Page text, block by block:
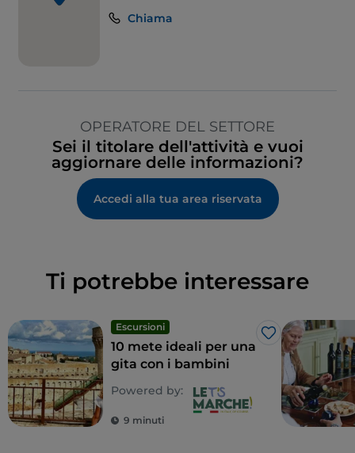
Chiama
OPERATORE DEL SETTORE
Sei il titolare dell'attività e vuoi
aggiornare delle informazioni?
Accedi alla tua area riservata
Ti potrebbe interessare
Escursioni
Like
10 mete ideali per una
gita con i bambini
Powered by:
9 minuti